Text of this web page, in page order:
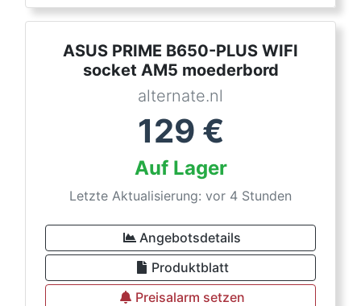
ASUS PRIME B650-PLUS WIFI
socket AM5 moederbord
alternate.nl
129 €
Auf Lager
Letzte Aktualisierung: vor 4 Stunden
Angebotsdetails
Produktblatt
Preisalarm setzen